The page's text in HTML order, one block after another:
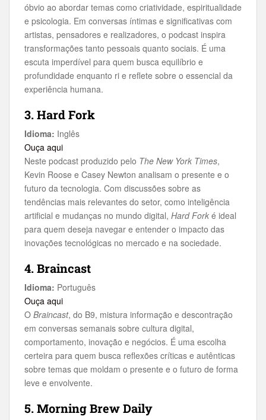
óbvio ao abordar temas como criatividade, espiritualidade
e psicologia. Em conversas íntimas e significativas com
artistas, pensadores e realizadores, o podcast inspira
transformações tanto pessoais quanto sociais. É uma
escuta imperdível para quem busca equilíbrio e
profundidade enquanto ri e reflete sobre o essencial da
experiência humana.
3. Hard Fork
Idioma: Inglês
Ouça aqui
Neste podcast produzido pelo The New York Times,
Kevin Roose e Casey Newton analisam o presente e o
futuro da tecnologia. Com discussões sobre as
tendências mais relevantes do setor, como inteligência
artificial e mudanças no mundo digital, Hard Fork é ideal
para quem deseja navegar e entender o impacto das
inovações tecnológicas no mercado e na sociedade.
4. Braincast
Idioma: Português
Ouça aqui
O Braincast, do B9, mistura informação e descontração
em conversas semanais sobre cultura digital,
comportamento, inovação e negócios. É uma escolha
certeira para quem busca reflexões críticas e autênticas
sobre temas que moldam o presente e o futuro de forma
leve e envolvente.
5. Morning Brew Daily